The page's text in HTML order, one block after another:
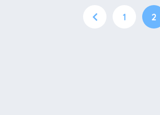
1 2